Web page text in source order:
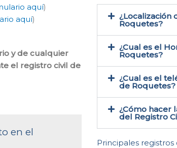
aquí)
aquí)
y de cualquier
el registro civil de
en el
¿Localización
Roquetes​?
¿Cual es el
Roquetes?
¿Cual es el
de Roquetes​?
¿Cómo hacer
del Registro
Principales registros